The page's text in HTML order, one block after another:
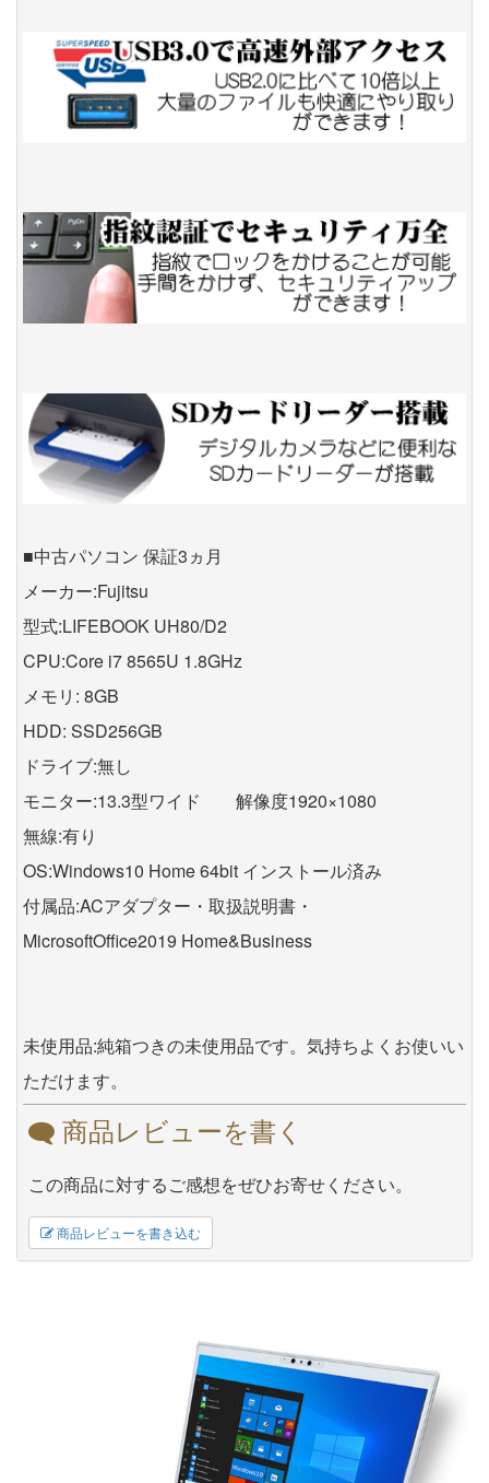
■中古パソコン 保証3ヵ月
メーカー:Fujitsu
型式:LIFEBOOK UH80/D2
CPU:Core i7 8565U 1.8GHz
メモリ: 8GB
HDD: SSD256GB
ドライブ:無し
モニター:13.3型ワイド 解像度1920×1080
無線:有り
OS:Windows10 Home 64bit インストール済み
付属品:ACアダプター・取扱説明書・
MicrosoftOffice2019 Home&Business
未使用品:純箱つきの未使用品です。気持ちよくお使いい
ただけます。
商品レビューを書く
この商品に対するご感想をぜひお寄せください。
商品レビューを書き込む